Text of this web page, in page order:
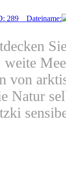
weite
von
Natur